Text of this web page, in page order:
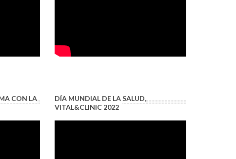
CON LA
DÍA MUNDIAL DE LA SALUD,
VITAL&CLINIC 2022